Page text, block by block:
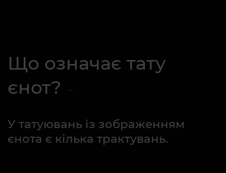
Що означає тату
єнот?
У татуювань із зображенням
єнота є кілька трактувань.